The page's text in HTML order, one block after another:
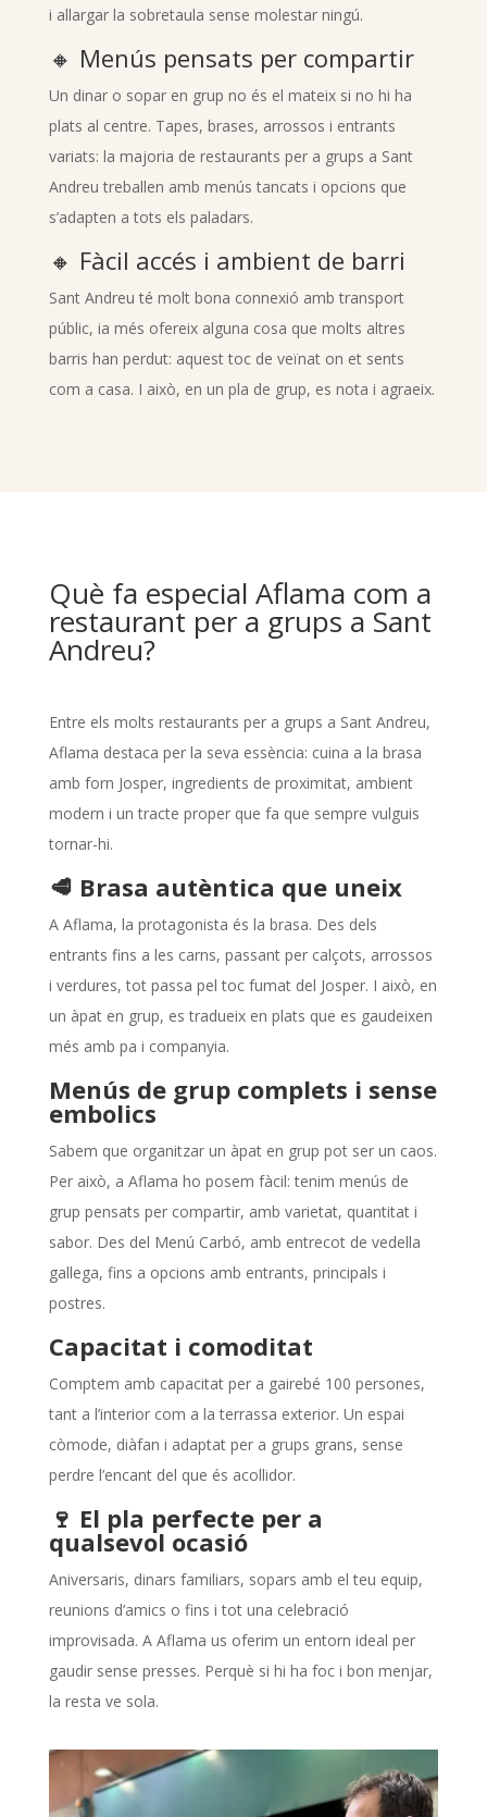
i allargar la sobretaula sense molestar ningú.
🔸 Menús pensats per compartir
Un dinar o sopar en grup no és el mateix si no hi ha
plats al centre. Tapes, brases, arrossos i entrants
variats: la majoria de restaurants per a grups a Sant
Andreu treballen amb menús tancats i opcions que
s’adapten a tots els paladars.
🔸 Fàcil accés i ambient de barri
Sant Andreu té molt bona connexió amb transport
públic, ia més ofereix alguna cosa que molts altres
barris han perdut: aquest toc de veïnat on et sents
com a casa. I això, en un pla de grup, es nota i agraeix.
Què fa especial Aflama com a
restaurant per a grups a Sant
Andreu?
Entre els molts restaurants per a grups a Sant Andreu,
Aflama destaca per la seva essència: cuina a la brasa
amb forn Josper, ingredients de proximitat, ambient
modern i un tracte proper que fa que sempre vulguis
tornar-hi.
🥩 Brasa autèntica que uneix
A Aflama, la protagonista és la brasa. Des dels
entrants fins a les carns, passant per calçots, arrossos
i verdures, tot passa pel toc fumat del Josper. I això, en
un àpat en grup, es tradueix en plats que es gaudeixen
més amb pa i companyia.
Menús de grup complets i sense
embolics
Sabem que organitzar un àpat en grup pot ser un caos.
Per això, a Aflama ho posem fàcil: tenim menús de
grup pensats per compartir, amb varietat, quantitat i
sabor. Des del Menú Carbó, amb entrecot de vedella
gallega, fins a opcions amb entrants, principals i
postres.
Capacitat i comoditat
Comptem amb capacitat per a gairebé 100 persones,
tant a l’interior com a la terrassa exterior. Un espai
còmode, diàfan i adaptat per a grups grans, sense
perdre l’encant del que és acollidor.
🍷 El pla perfecte per a
qualsevol ocasió
Aniversaris, dinars familiars, sopars amb el teu equip,
reunions d’amics o fins i tot una celebració
improvisada. A Aflama us oferim un entorn ideal per
gaudir sense presses. Perquè si hi ha foc i bon menjar,
la resta ve sola.